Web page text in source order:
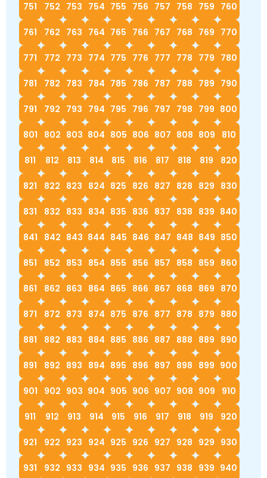
751 752 753 754 755 756 757 758 759 760
761 762 763 764 765 766 767 768 769 770
771 772 773 774 775 776 777 778 779 780
781 782 783 784 785 786 787 788 789 790
791 792 793 794 795 796 797 798 799 800
801 802 803 804 805 806 807 808 809 810
811 812 813 814 815 816 817 818 819 820
821 822 823 824 825 826 827 828 829 830
831 832 833 834 835 836 837 838 839 840
841 842 843 844 845 846 847 848 849 850
851 852 853 854 855 856 857 858 859 860
861 862 863 864 865 866 867 868 869 870
871 872 873 874 875 876 877 878 879 880
881 882 883 884 885 886 887 888 889 890
891 892 893 894 895 896 897 898 899 900
901 902 903 904 905 906 907 908 909 910
911 912 913 914 915 916 917 918 919 920
921 922 923 924 925 926 927 928 929 930
931 932 933 934 935 936 937 938 939 940